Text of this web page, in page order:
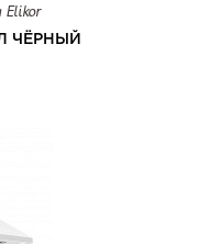
Elikor
ЧЁРНЫЙ